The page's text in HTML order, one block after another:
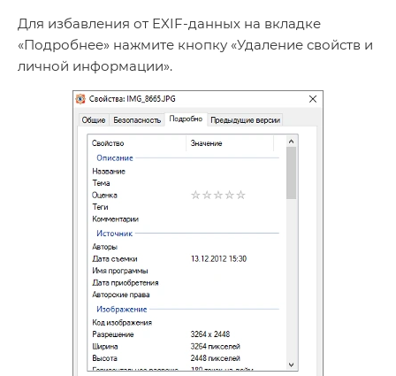
Для избавления от EXIF-данных на вкладке
«Подробнее» нажмите кнопку «Удаление свойств и
личной информации».